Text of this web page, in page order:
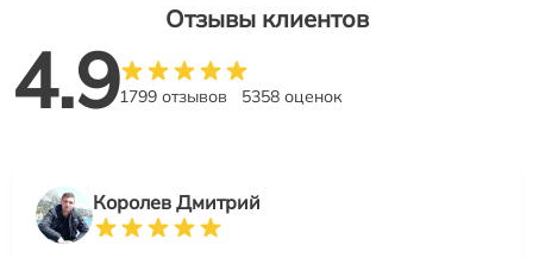
Отзывы клиентов
4.91799 отзывов 5358 оценок
Королев Дмитрий